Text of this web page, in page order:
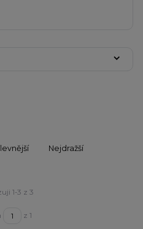
Nejdražší
1-3 z 3
z 1